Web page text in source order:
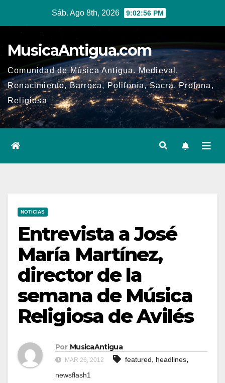
Sáb. Ago 8th, 2026 9:02:57 PM
MusicaAntigua.com
Comunidad de Música Antigua. Medieval,
Renacimiento, Barroca, Polifonía, Sacra, Profana,
Religiosa
NOTICIAS
Entrevista a José
María Martínez,
director de la
semana de Música
Religiosa de Avilés
Por MusicaAntigua
MAR 26, 2012 featured, headlines,
newsflash1